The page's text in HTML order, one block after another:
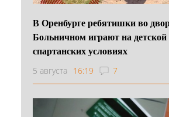
В Оренбурге ребятишки во
Больничном играют на
спартанских условиях
5 августа 16:19 7